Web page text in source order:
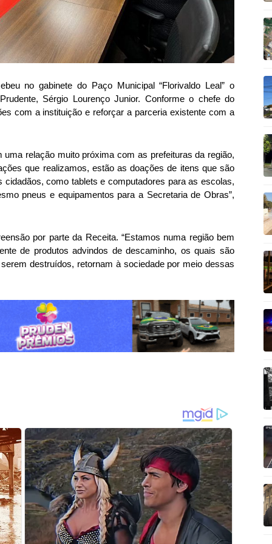
no gabinete do Paço Municipal “Florivaldo Leal” o
Sérgio Lourenço Junior. Conforme o chefe do
com a instituição e reforçar a parceria existente com a
relação muito próxima com as prefeituras da região,
que realizamos, estão as doações de itens que são
como tablets e computadores para as escolas,
pneus e equipamentos para a Secretaria de Obras”,
por parte da Receita. “Estamos numa região bem
de produtos advindos de descaminho, os quais são
destruídos, retornam à sociedade por meio dessas